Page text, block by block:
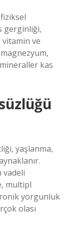
gerginliği,
vitamin ve
kas
yaşlanma,
vadeli
multipl
yorgunluk
olası